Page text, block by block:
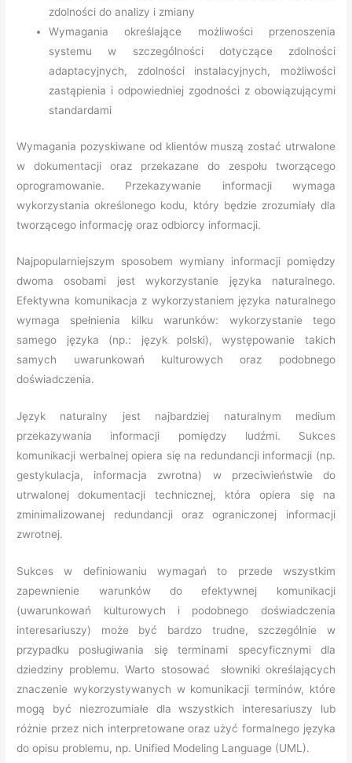
zdolności do analizy i zmiany
Wymagania określające możliwości przenoszenia
systemu w szczególności dotyczące zdolności
adaptacyjnych, zdolności instalacyjnych, możliwości
zastąpienia i odpowiedniej zgodności z obowiązującymi
standardami
Wymagania pozyskiwane od klientów muszą zostać utrwalone
w dokumentacji oraz przekazane do zespołu tworzącego
oprogramowanie. Przekazywanie informacji wymaga
wykorzystania określonego kodu, który będzie zrozumiały dla
tworzącego informację oraz odbiorcy informacji.
Najpopularniejszym sposobem wymiany informacji pomiędzy
dwoma osobami jest wykorzystanie języka naturalnego.
Efektywna komunikacja z wykorzystaniem języka naturalnego
wymaga spełnienia kilku warunków: wykorzystanie tego
samego języka (np.: język polski), występowanie takich
samych uwarunkowań kulturowych oraz podobnego
doświadczenia.
Język naturalny jest najbardziej naturalnym medium
przekazywania informacji pomiędzy ludźmi. Sukces
komunikacji werbalnej opiera się na redundancji informacji (np.
gestykulacja, informacja zwrotna) w przeciwieństwie do
utrwalonej dokumentacji technicznej, która opiera się na
zminimalizowanej redundancji oraz ograniczonej informacji
zwrotnej.
Sukces w definiowaniu wymagań to przede wszystkim
zapewnienie warunków do efektywnej komunikacji
(uwarunkowań kulturowych i podobnego doświadczenia
interesariuszy) może być bardzo trudne, szczególnie w
przypadku posługiwania się terminami specyficznymi dla
dziedziny problemu. Warto stosować słowniki określających
znaczenie wykorzystywanych w komunikacji terminów, które
mogą być niezrozumiałe dla wszystkich interesariuszy lub
różnie przez nich interpretowane oraz użyć formalnego języka
do opisu problemu, np. Unified Modeling Language (UML).